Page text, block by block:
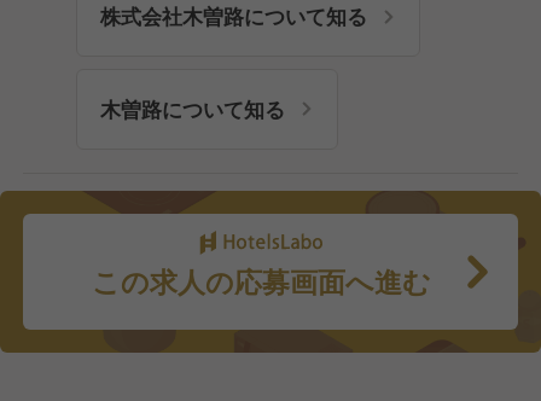
株式会社木曽路について知る
木曽路について知る
この求人の応募画面へ進む